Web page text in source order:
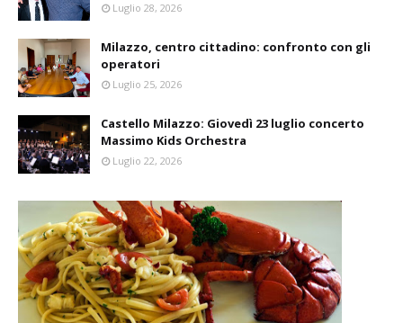
Luglio 28, 2026
Milazzo, centro cittadino: confronto con gli
operatori
Luglio 25, 2026
Castello Milazzo: Giovedì 23 luglio concerto
Massimo Kids Orchestra
Luglio 22, 2026